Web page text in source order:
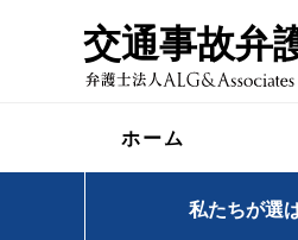
交通事故弁
ホーム
私たちが選